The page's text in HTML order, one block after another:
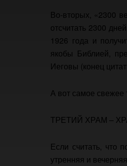
Во-вторых, «2300
отсчитать 2300
1926 года и
якобы Библией,
Иеговы (конец
А вот самое свежее
ТРЕТИЙ ХРАМ –
Если считать, что
утренняя и